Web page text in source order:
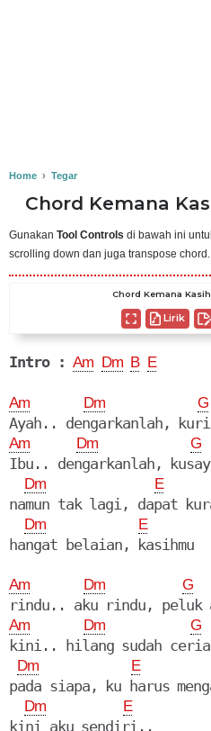
Home › Tegar
Chord Kemana
Gunakan Tool Controls di bawah ini
scrolling down dan juga transpose
Chord Kemana
Lirik
Intro : Am Dm B E
Am Dm G
Am Dm G
Ibu.. dengarkanlah,
Dm E
namun tak lagi, dapat
Dm E
Am Dm G
Am Dm G
kini.. hilang sudah ceria
Dm E
pada siapa, ku harus
Dm E
kini aku sendiri..